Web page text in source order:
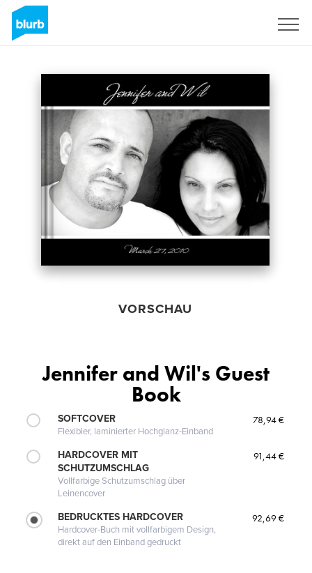
VORSCHAU
Jennifer and Wil's Guest
Book
SOFTCOVER
Flexibler, laminierter Hochglanz-Einband
78,94 €
HARDCOVER MIT
SCHUTZUMSCHLAG
Vollfarbige Schutzumschlag über
Leinencover
91,44 €
BEDRUCKTES HARDCOVER
Hardcover-Buch mit vollfarbigem Design,
direkt auf den Einband gedruckt
92,69 €